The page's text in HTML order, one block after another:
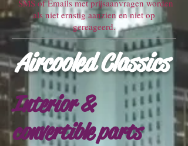
SMS of Emails met prijsaanvragen worden
als niet ernstig aanzien en niet op
gereageerd.
Aircooled Classics
Interior &
convertible parts